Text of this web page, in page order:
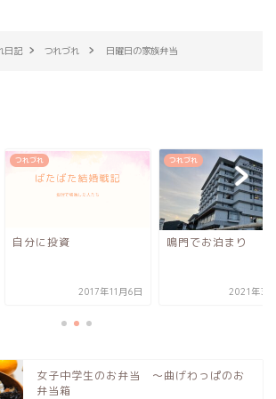
日記 つれづれ 日曜日の家族弁当
つれづれ
自分に投資
2017年11月6日
つれづれ
鳴門でお泊まり
2021年3
女子中学生のお弁当 〜曲げわっぱのお
弁当箱